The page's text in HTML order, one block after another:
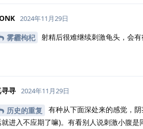
2024年11月29日
雾霾枸杞 射精后很难继续刺激龟头，会
寻 2024年11月29日
历史的重复
有种从下面深处来的感觉，
进入不应期了嘛)。有看别人说刺激小腹是